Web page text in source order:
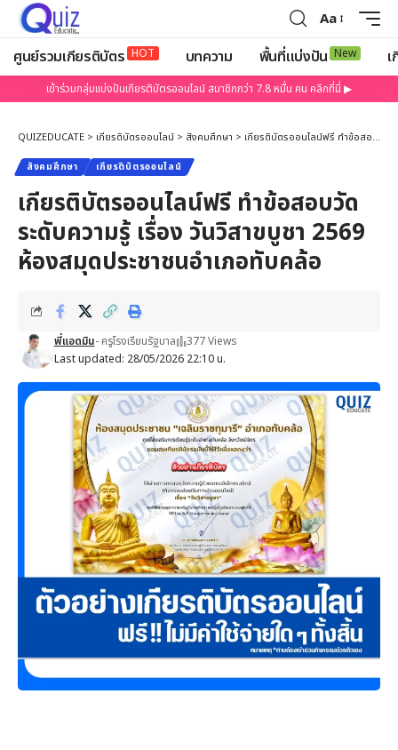
Aa
ศูนย์รวมเกียรติบัตร HOT บทความ พื้นที่แบ่งปัน New
เข้าร่วมกลุ่มแบ่งปันเกียรติบัตรออนไลน์ สมาชิกกว่า 7.8 หมื่น คน คลิกที่นี่ ▶
QUIZEDUCATE > เกียรติบัตรออนไลน์ > สังคมศึกษา > เกียรติบัตรออนไลน์ฟรี ทำข้อสอบวัดระดับความรู้ เรื่อง วันวิสาขบูชา 2569 ห้องสมุดประชาชนอำเภอทับคล้อ
สังคมศึกษา เกียรติบัตรออนไลน์
เกียรติบัตรออนไลน์ฟรี ทำข้อสอบวัด
ระดับความรู้ เรื่อง วันวิสาขบูชา 2569
ห้องสมุดประชาชนอำเภอทับคล้อ
Last updated: 28/05/2026 22:10 น.
พี่แอดมิน- ครูโรงเรียนรัฐบาล 377 Views